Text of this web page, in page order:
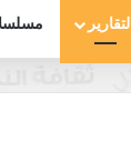
التقارير